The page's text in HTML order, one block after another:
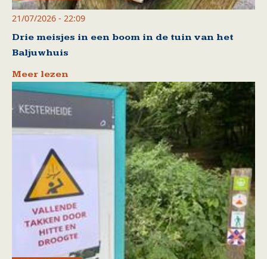
21/07/2026 - 22:09
Drie meisjes in een boom in de tuin van het
Baljuwhuis
Meer lezen